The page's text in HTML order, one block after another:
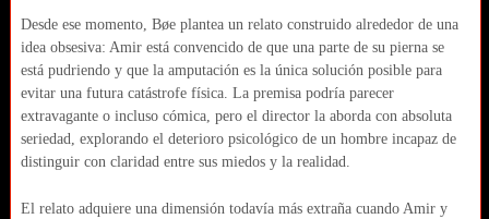
Desde ese momento, Bøe plantea un relato construido alrededor de una
idea obsesiva: Amir está convencido de que una parte de su pierna se
está pudriendo y que la amputación es la única solución posible para
evitar una futura catástrofe física. La premisa podría parecer
extravagante o incluso cómica, pero el director la aborda con absoluta
seriedad, explorando el deterioro psicológico de un hombre incapaz de
distinguir con claridad entre sus miedos y la realidad.
El relato adquiere una dimensión todavía más extraña cuando Amir y